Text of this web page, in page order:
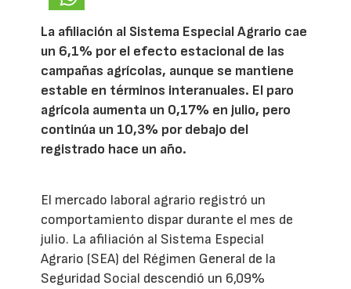
La afiliación al Sistema Especial Agrario cae
un 6,1% por el efecto estacional de las
campañas agrícolas, aunque se mantiene
estable en términos interanuales. El paro
agrícola aumenta un 0,17% en julio, pero
continúa un 10,3% por debajo del
registrado hace un año.
El mercado laboral agrario registró un
comportamiento dispar durante el mes de
julio. La afiliación al Sistema Especial
Agrario (SEA) del Régimen General de la
Seguridad Social descendió un 6,09%